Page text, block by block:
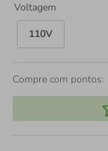
Voltagem
110V
Compre com pontos: